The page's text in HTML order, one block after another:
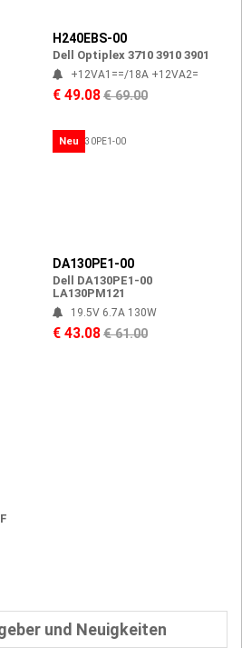
H240EBS-00
Dell Optiplex 3710 3910 3901
+12VA1==/18A +12VA2=
€ 49.08€ 69.00
Neu
DA130PE1-00
Dell DA130PE1-00
LA130PM121
19.5V 6.7A 130W
€ 43.08€ 61.00
und Neuigkeiten